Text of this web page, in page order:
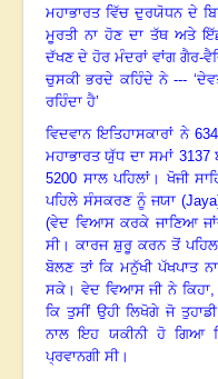
ਮਹਾਭਾਰਤ ਵਿੱਚ ਦੁਰਯੋਧਨ ਦੇ
ਮੂਰਤੀ ਨਾ ਹੋਣ ਦਾ ਤੱਥ ਅਤੇ
ਦੱਖਣ ਦੇ ਹੋਰ ਮੰਦਰਾਂ ਵਾਂਗ ਗੈਰ-
ਚੁਸਕੀ ਭਰਦੇ ਕਹਿੰਦੇ ਨੇ ---
ਰਹਿੰਦਾ ਹੈ’
ਵਿਦਵਾਨ ਇਤਿਹਾਸਕਾਰਾਂ ਨੇ
ਮਹਾਭਾਰਤ ਯੁੱਧ ਦਾ ਸਮਾਂ 3137
5200 ਸਾਲ ਪਹਿਲਾਂ । ਖੋਜੀ
ਪਹਿਲੇ ਸੰਸਕਰਣ ਨੂੰ ਜਯਾ (
(ਵੇਦ ਵਿਆਸ ਕਰਕੇ ਜਾਣਿਆ
ਸੀ। ਕਾਰਜ ਸ਼ੁਰੂ ਕਰਨ ਤੋਂ
ਬੋਲਣ ਤਾਂ ਕਿ ਮਨੁੱਖੀ ਪੱਖਪਾਤ
ਸਕੇ । ਵੇਦ ਵਿਆਸ ਜੀ ਨੇ ਕਿਹਾ,
ਕਿ ਤੁਸੀਂ ਉਹੀ ਲਿਖੋਗੇ ਜੋ
ਨਾਲ ਇਹ ਯਕੀਨੀ ਹੋ ਗਿਆ
ਪ੍ਰਵਾਨਗੀ ਸੀ।